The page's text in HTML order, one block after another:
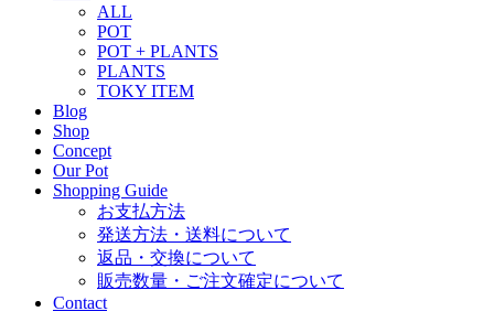
ALL
POT
POT + PLANTS
PLANTS
TOKY ITEM
Blog
Shop
Concept
Our Pot
Shopping Guide
お支払方法
発送方法・送料について
返品・交換について
販売数量・ご注文確定について
Contact